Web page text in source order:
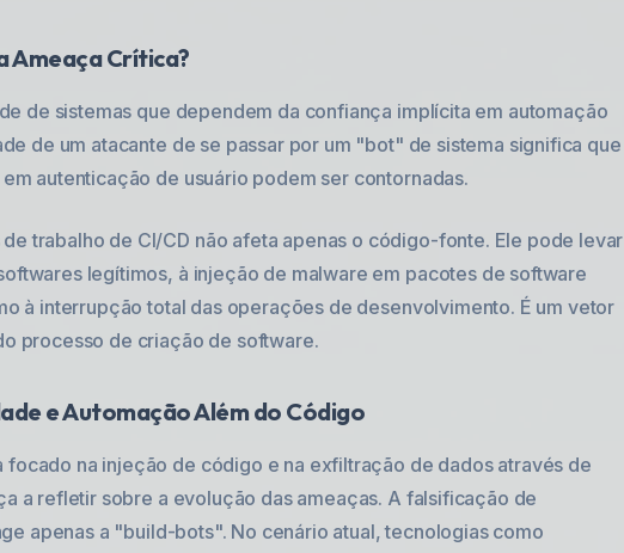
Ameaça Crítica?
de sistemas que dependem da confiança implícita em automação
de um atacante de se passar por um "bot" de sistema significa que
autenticação de usuário podem ser contornadas.
trabalho de CI/CD não afeta apenas o código-fonte. Ele pode levar
legítimos, à injeção de malware em pacotes de software
à interrupção total das operações de desenvolvimento. É um vetor
processo de criação de software.
e Automação Além do Código
focado na injeção de código e na exfiltração de dados através de
a refletir sobre a evolução das ameaças. A falsificação de
apenas a "build-bots". No cenário atual, tecnologias como